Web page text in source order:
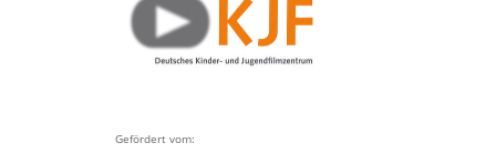
Gefördert vom: